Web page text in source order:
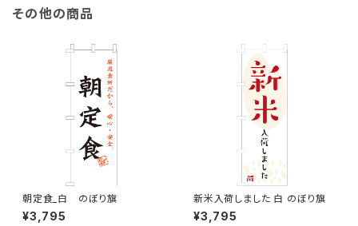
その他の商品
朝定食_白 のぼり旗
¥3,795
新米入荷しました 白 のぼり旗
¥3,795